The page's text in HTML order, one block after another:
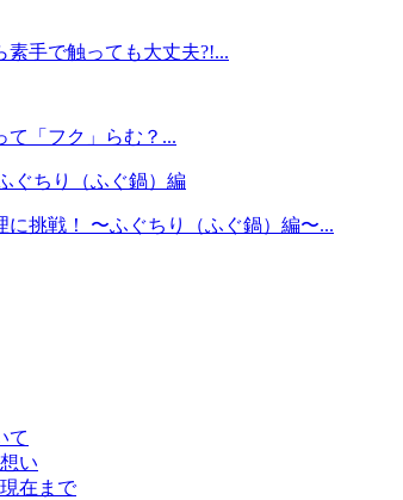
素手で触っても大丈夫?!...
て「フク」らむ？...
に挑戦！ 〜ふぐちり（ふぐ鍋）編〜...
て
い
在まで